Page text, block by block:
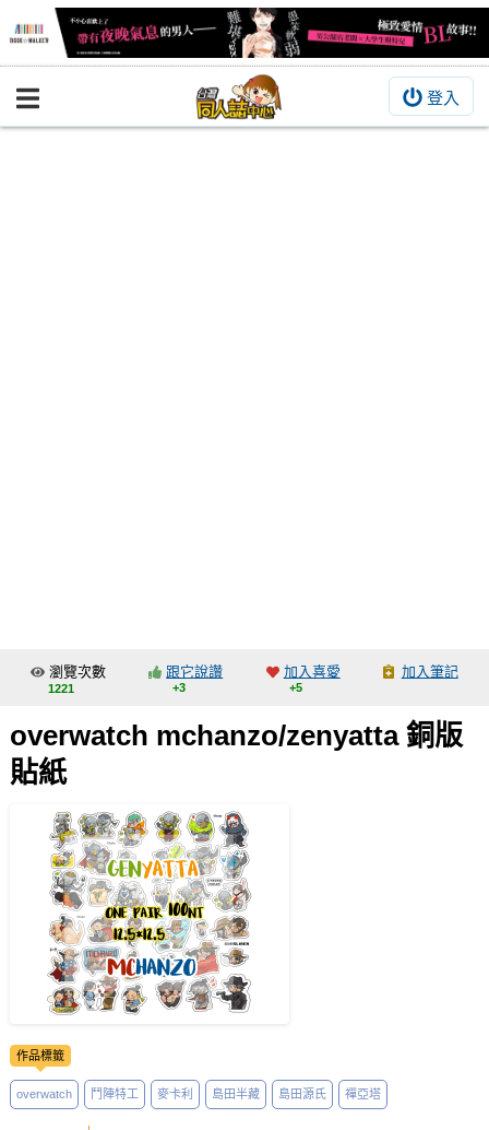
登入
BOOKY書集倉庫
交流中心
會員功能選單
註冊會員
登入
瀏覽次數
1221
跟它說讚
+3
加入喜愛
+5
加入筆記
overwatch mchanzo/zenyatta 銅版
貼紙
作品標籤
overwatch 鬥陣特工 麥卡利 島田半藏 島田源氏 禪亞塔